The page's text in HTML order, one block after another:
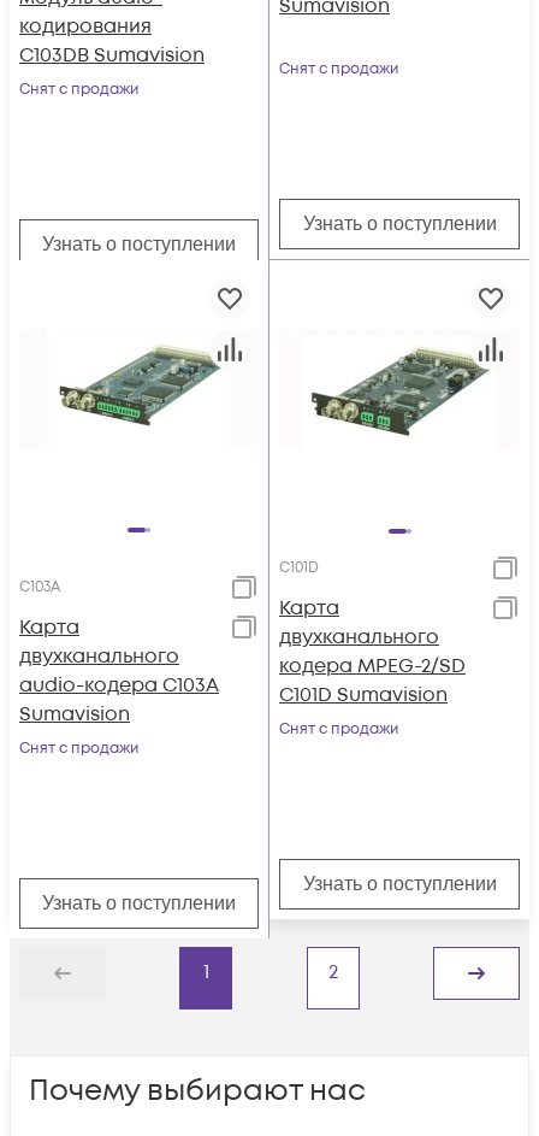
кодирования
C103DB Sumavision
Снят с продажи
Узнать о поступлении
Sumavision
Снят с продажи
Узнать о поступлении
C103A
Карта
двухканального
audio-кодера C103A
Sumavision
Снят с продажи
Узнать о поступлении
C101D
Карта
двухканального
кодера MPEG-2/SD
C101D Sumavision
Снят с продажи
Узнать о поступлении
Назад
1 2
Дальше
Почему выбирают нас